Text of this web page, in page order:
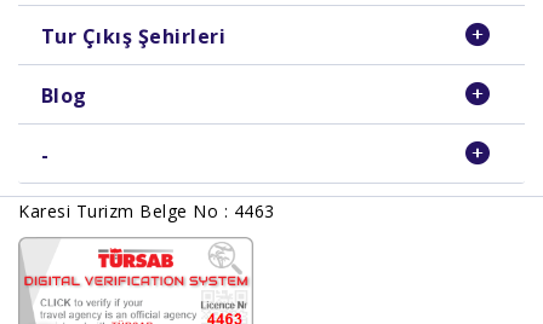
Tur Çıkış Şehirleri
Blog
-
Karesi Turizm Belge No : 4463